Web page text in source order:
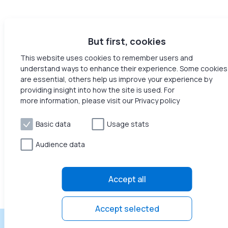
But first, cookies
This website uses cookies to remember users and
understand ways to enhance their experience. Some cookies
are essential, others help us improve your experience by
providing insight into how the site is used. For
more information, please visit our Privacy policy
Basic data Usage stats
Audience data
Accept all
Accept selected